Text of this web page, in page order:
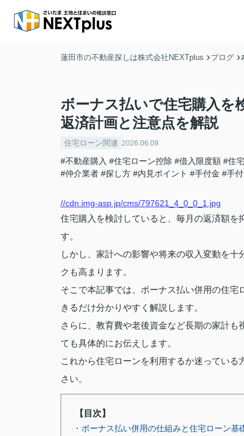
蓮田市の不動産探しは株式会社NEXTplus ブログ
ボーナス払いで住宅購入を
返済計画と注意点を解説
住宅ローン関連 2026.06.09
#不動産購入 #住宅ローン控除 #借入限度額 #住
#仲介業者 #探し方 #内見ポイント #手付金 #手
//cdn.img-asp.jp/cms/797621_4_0_0_1.jpg
住宅購入を検討していると、毎月の返済額
す。
しかし、家計への影響や将来の収入変動を
クも高まります。
そこで本記事では、ボーナス払い併用の住
きるだけ分かりやすく解説します。
さらに、教育費や老後資金など長期の家計
ても具体的にお伝えします。
これから住宅ローンを利用するか迷ってい
さい。
【目次】
・ボーナス払い併用の仕組みと住宅ローン基